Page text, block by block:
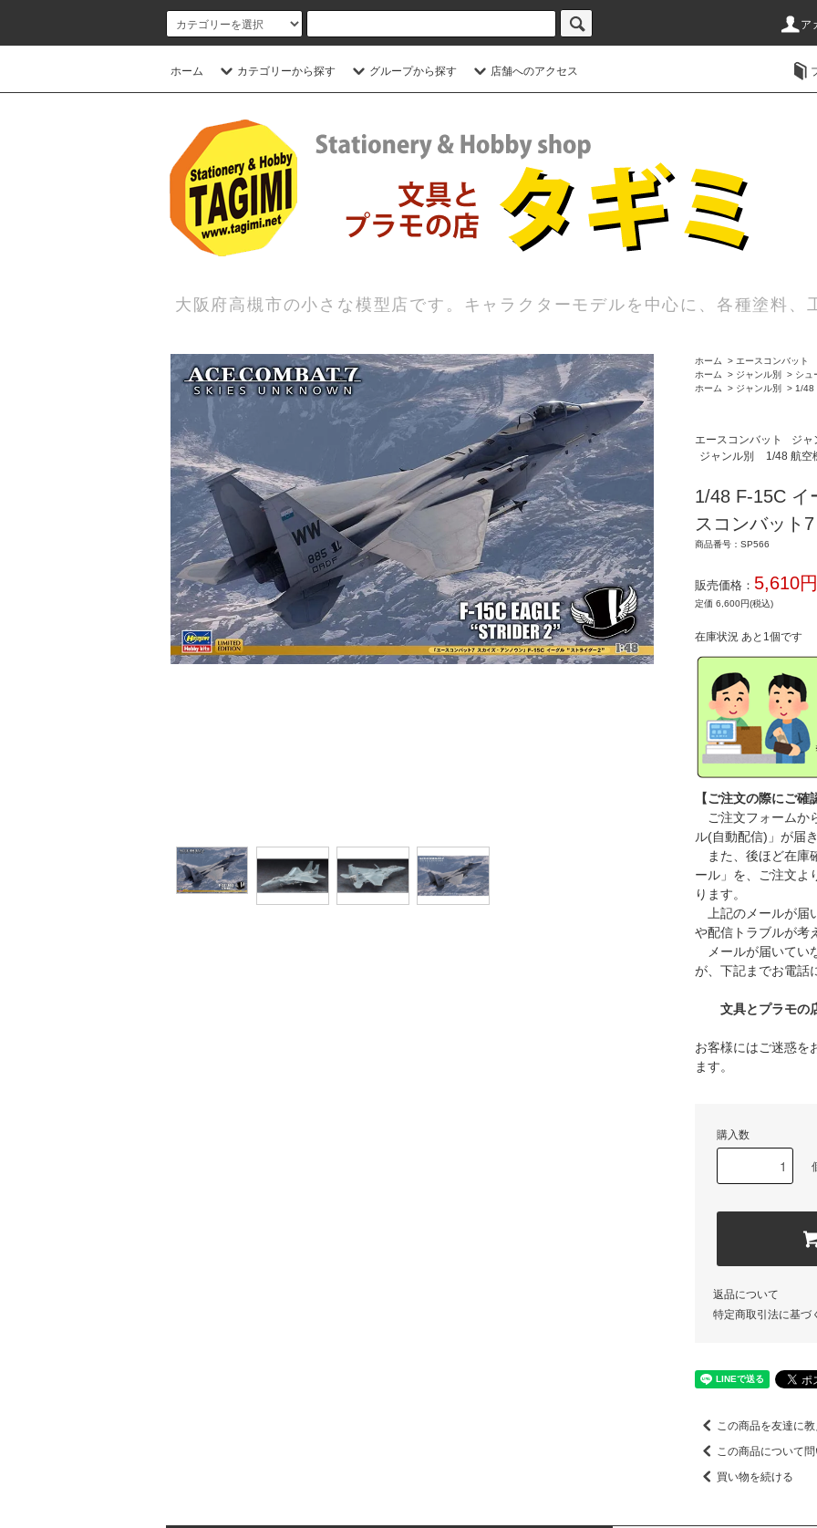
ア
ホーム カテゴリーから探す グループから探す 店舗へのアクセス
大阪府高槻市の小さな模型店です。キャラクターモデルを中心に、各種塗料、
ホーム > エースコンバット
ホーム
> ジャンル別 > シュ
ホーム
> ジャンル別 > 1/48
エースコンバット
ジャ
ジャンル別
1/48 航空
1/48 F-15C
スコンバット
商品番号：SP566
販売価格： 5,610
定価 6,600円(税込)
在庫状況 あと1個です
【ご注文の際にご
ご注文フォームか
ル(自動配信)」が届
また、後ほど在庫
ール」を、ご注文よ
ります。
上記のメールが届
や配信トラブルが考
メールが届いてい
が、下記までお電話
文具とプラモ
お客様にはご迷惑を
ます。
購入数
返品について
特定商取引法に基づ
この商品を友達に
この商品について
買い物を続ける